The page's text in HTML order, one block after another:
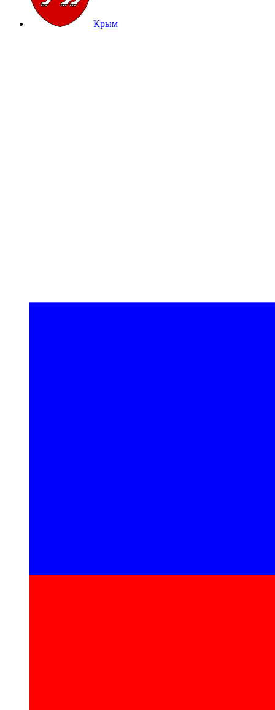
Крым